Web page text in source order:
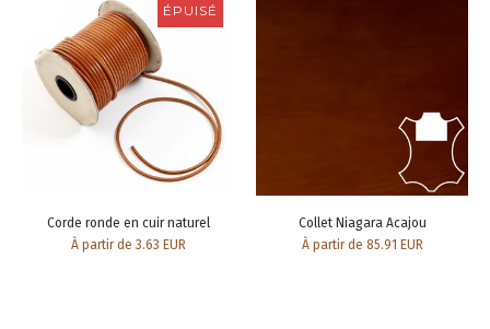
ÉPUISÉ
Corde ronde en cuir naturel
À partir de 3.63 EUR
Collet Niagara Acajou
À partir de 85.91 EUR